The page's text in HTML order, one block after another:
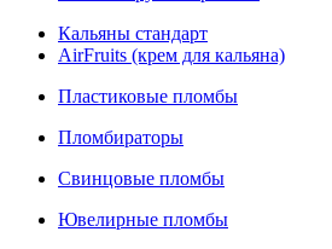
Кальяны стандарт
AirFruits (крем для кальяна)
Пластиковые пломбы
Пломбираторы
Свинцовые пломбы
Ювелирные пломбы